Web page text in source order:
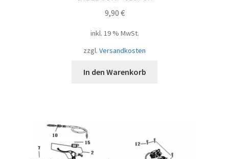
9,90 €
inkl. 19 % MwSt.
zzgl. Versandkosten
In den Warenkorb